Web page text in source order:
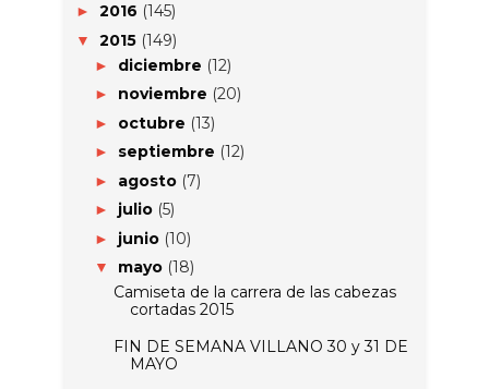
► 2016 (145)
▼ 2015 (149)
► diciembre (12)
► noviembre (20)
► octubre (13)
► septiembre (12)
► agosto (7)
► julio (5)
► junio (10)
▼ mayo (18)
Camiseta de la carrera de las cabezas
cortadas 2015
FIN DE SEMANA VILLANO 30 y 31 DE
MAYO